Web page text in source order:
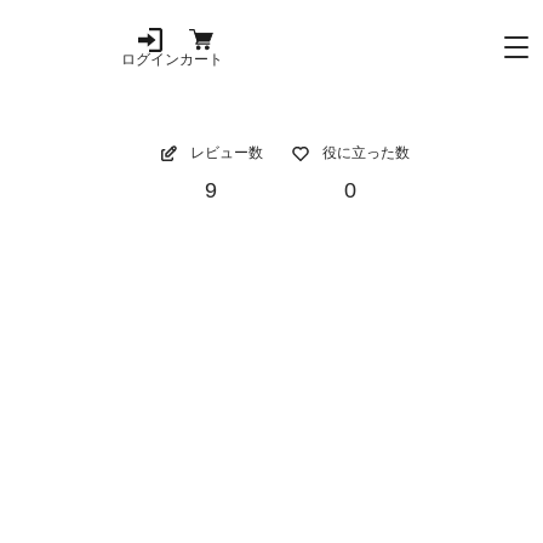
ログインカート
レビュー数
9
役に立った数
0